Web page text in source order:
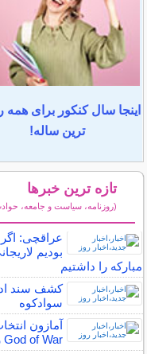
اینجا سال کنکور برای
ترین ساله!
تازه ترین خبرها
(روزنامه، سیاست و جامعه،
بودیم
مبارکه را داشتیم
کشف سند
سوادکوه
آمازون
God of War را آغاز کرد